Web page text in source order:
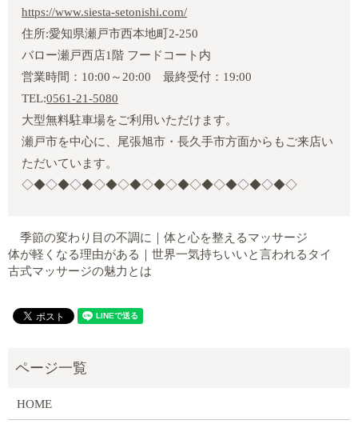
https://www.siesta-setonishi.com/
住所:愛知県瀬戸市西本地町2‐250
バロー瀬戸西店1階 フードコート内
営業時間：10:00～20:00 最終受付：19:00
TEL:0561-21-5080
大型無料駐車場をご利用いただけます。
瀬戸市を中心に、尾張旭市・長久手市方面からもご来店い
ただいています。
◇◆◇◆◇◆◇◆◇◆◇◆◇◆◇◆◇◆◇◆◇◆◇
季節の変わり目の不調に｜体と心を整えるマッサージ
体が軽くなる理由がある｜世界一気持ちいいと言われるタイ
古式マッサージの魅力とは
HOME